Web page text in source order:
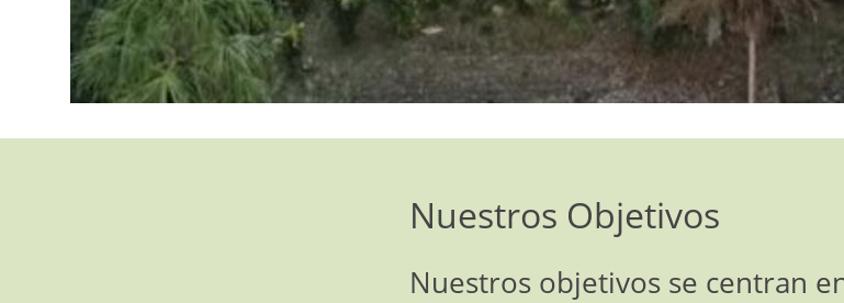
Nuestros Objetivos
Nuestros objetivos se centran